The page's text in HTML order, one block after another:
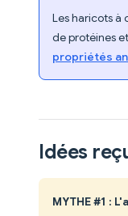
Les haricots à
de protéines
propriétés
Idées
MYTHE #1 :